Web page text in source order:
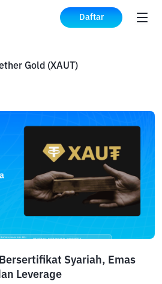
Daftar
Gold (XAUT)
Syariah, Emas
Leverage